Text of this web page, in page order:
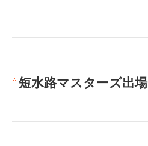
短水路マスターズ出場